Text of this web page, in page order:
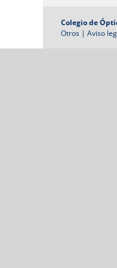
Colegio de
Otros | Aviso